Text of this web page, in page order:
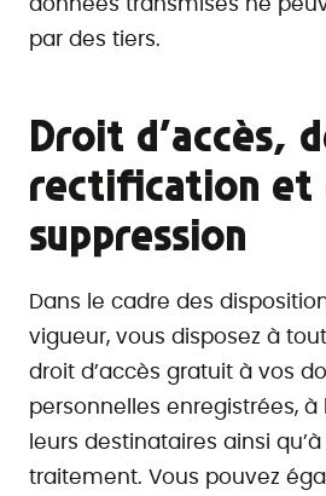
données transmises ne
par des tiers.
Droit d’accès,
rectification et
suppression
Dans le cadre des
vigueur, vous disposez à
droit d’accès gratuit à vos
personnelles enregistrées, à
leurs destinataires ainsi
traitement. Vous pouvez